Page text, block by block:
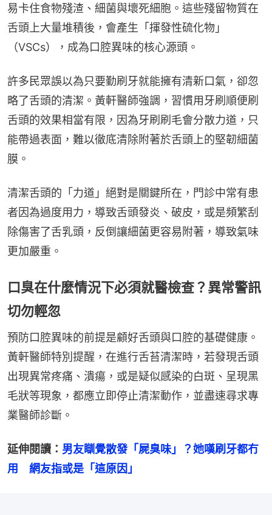
易卡住食物殘渣、細菌與壞死細胞。這些殘留物質在
舌頭上大量堆積後，會產生「揮發性硫化物」
（VSCs），成為口腔異味的核心源頭。
許多民眾誤以為只要勤刷牙就能擁有清新口氣，卻忽
略了舌頭的清潔。黃軒醫師強調，習慣用牙刷順便刷
舌頭的效果相當有限，因為牙刷刷毛會分散力道，只
能帶過表面，難以徹底清除附著於舌頭上的堅韌細菌
膜。
清潔舌頭的「力道」絕對是關鍵所在，門診中常有患
者因為過度用力，導致舌頭發炎、破皮，或是頻繁刮
除傷害了舌乳頭，反倒讓細菌更容易附著，導致氣味
更加嚴重。
口臭在什麼情況下必須就醫檢查？異常警訊
切勿輕忽
預防口腔異味的前提是顧好舌頭與口腔的基礎健康。
黃軒醫師特別提醒，在進行舌苔清潔時，若發現舌頭
出現異常疼痛、潰瘍，或是疑似感染的白斑、呈現黑
毛狀等現象，都應立即停止清潔動作，並盡速尋求專
業醫師診斷。
延伸閱讀： 男友瞓覺散發「屍臭味」？她嘆刷牙都冇
用　網友指或是「這原因」